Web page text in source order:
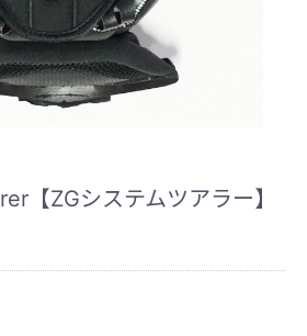
【ZGシステムツアラー】